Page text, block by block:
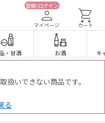
登録/ログイン
マイページ カート
・ 甘酒 お酒 キ
扱いできない商品です。
る